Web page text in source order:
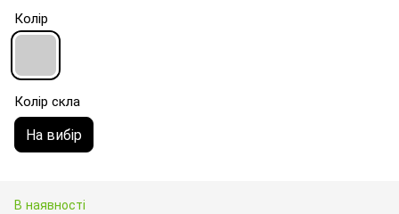
Колір
Колір скла
На вибір
В наявності